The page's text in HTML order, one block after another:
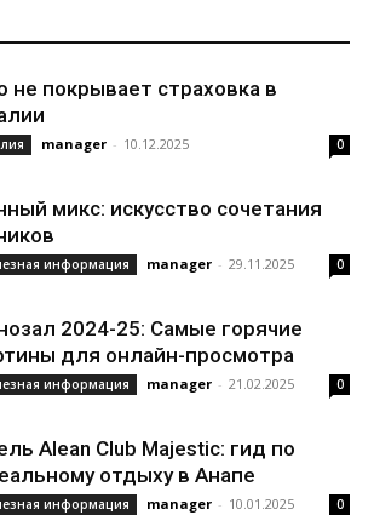
не покрывает страховка в
manager - 10.12.2025 0
микс: искусство сочетания
информация manager - 29.11.2025 0
2024-25: Самые горячие
для онлайн-просмотра
информация manager - 21.02.2025 0
Alean Club Majestic: гид по
отдыху в Анапе
информация manager - 10.01.2025 0